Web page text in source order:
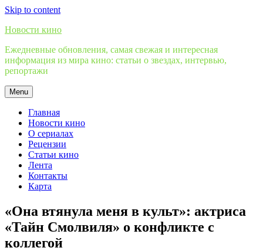
Skip to content
Новости кино
Ежедневные обновления, самая свежая и интересная
информация из мира кино: статьи о звездах, интервью,
репортажи
Menu
Главная
Новости кино
О сериалах
Рецензии
Статьи кино
Лента
Контакты
Карта
«Она втянула меня в культ»: актриса
«Тайн Смолвиля» о конфликте с
коллегой